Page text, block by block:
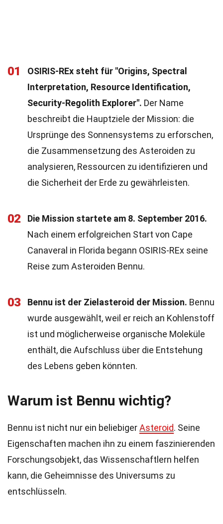
01
OSIRIS-REx steht für "Origins, Spectral
Interpretation, Resource Identification,
Security-Regolith Explorer". Der Name
beschreibt die Hauptziele der Mission: die
Ursprünge des Sonnensystems zu erforschen,
die Zusammensetzung des Asteroiden zu
analysieren, Ressourcen zu identifizieren und
die Sicherheit der Erde zu gewährleisten.
02
Die Mission startete am 8. September 2016.
Nach einem erfolgreichen Start von Cape
Canaveral in Florida begann OSIRIS-REx seine
Reise zum Asteroiden Bennu.
03 Bennu ist der Zielasteroid der Mission. Bennu
wurde ausgewählt, weil er reich an Kohlenstoff
ist und möglicherweise organische Moleküle
enthält, die Aufschluss über die Entstehung
des Lebens geben könnten.
Warum ist Bennu wichtig?
Bennu ist nicht nur ein beliebigerAsteroid. Seine
Eigenschaften machen ihn zu einem faszinierenden
Forschungsobjekt, das Wissenschaftlern helfen
kann, die Geheimnisse des Universums zu
entschlüsseln.